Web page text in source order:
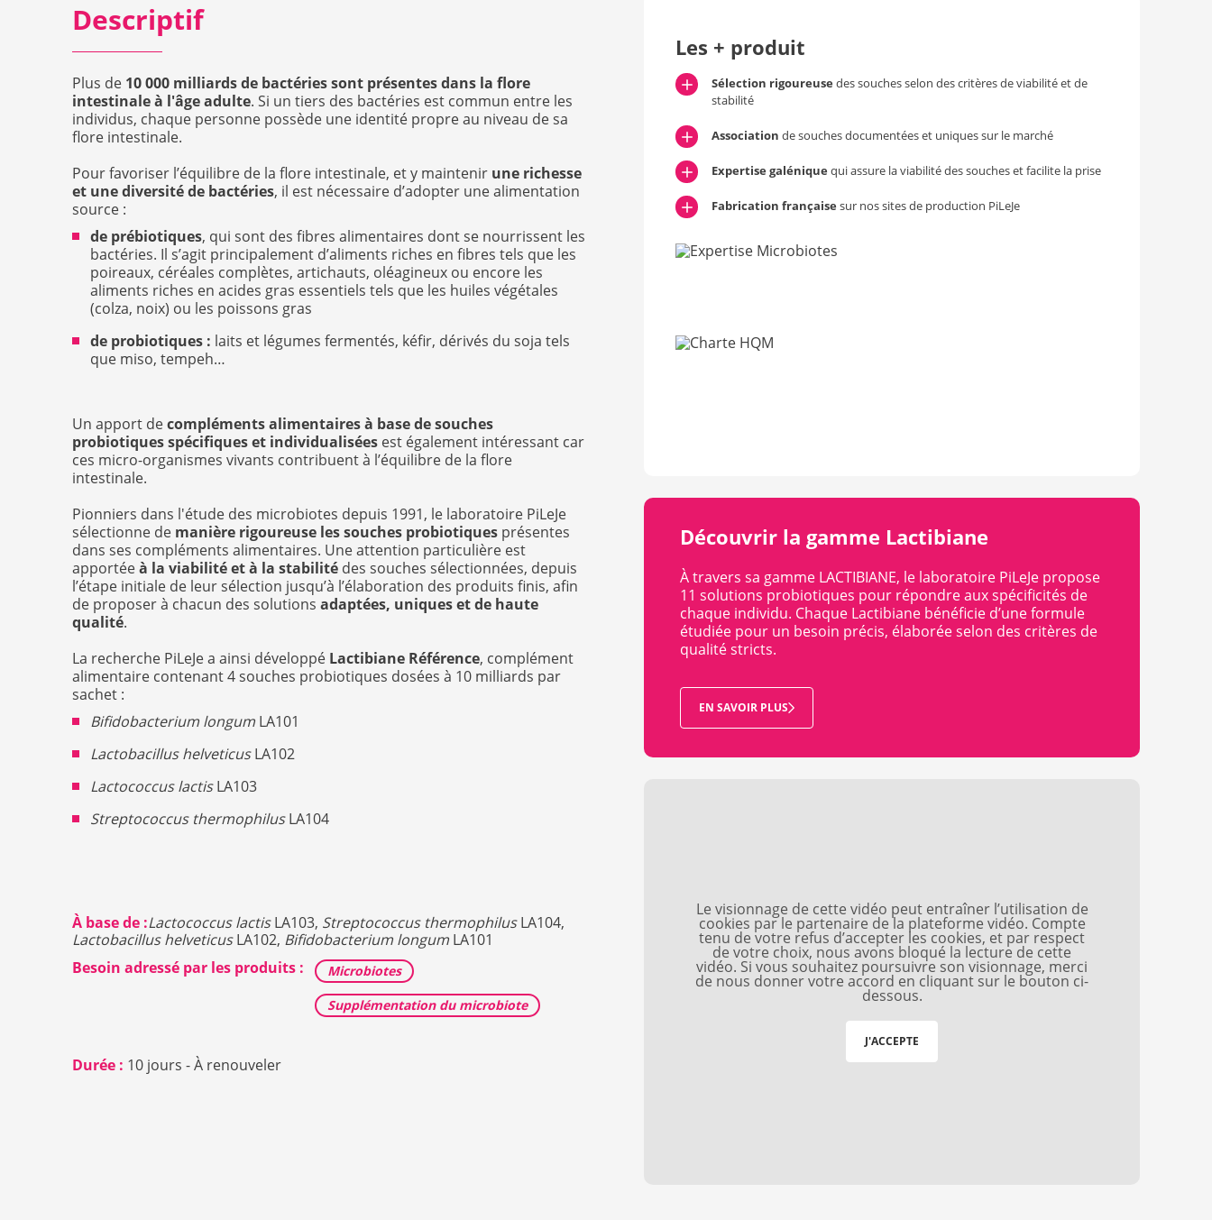
Descriptif
Plus de 10 000 milliards de bactéries sont présentes dans la flore
intestinale à l'âge adulte. Si un tiers des bactéries est commun entre les
individus, chaque personne possède une identité propre au niveau de sa
flore intestinale.
Pour favoriser l’équilibre de la flore intestinale, et y maintenir une richesse
et une diversité de bactéries, il est nécessaire d’adopter une alimentation
source :
de prébiotiques, qui sont des fibres alimentaires dont se nourrissent les
bactéries. Il s’agit principalement d’aliments riches en fibres tels que les
poireaux, céréales complètes, artichauts, oléagineux ou encore les
aliments riches en acides gras essentiels tels que les huiles végétales
(colza, noix) ou les poissons gras
de probiotiques : laits et légumes fermentés, kéfir, dérivés du soja tels
que miso, tempeh…
Un apport decompléments alimentaires à base de souches
probiotiques spécifiques et individualisées est également intéressant car
ces micro-organismes vivants contribuent à l’équilibre de la flore
intestinale.
Pionniers dans l'étude des microbiotes depuis 1991, le laboratoire PiLeJe
sélectionne de manière rigoureuse les souches probiotiques présentes
dans ses compléments alimentaires. Une attention particulière est
apportéeà la viabilité et à la stabilité des souches sélectionnées, depuis
l’étape initiale de leur sélection jusqu’à l’élaboration des produits finis, afin
de proposer à chacun des solutions adaptées, uniques et de haute
qualité.
La recherche PiLeJe a ainsi développé Lactibiane Référence, complément
alimentaire contenant 4 souches probiotiques dosées à 10 milliards par
sachet :
Bifidobacterium longum LA101
Lactobacillus helveticusLA102
Lactococcus lactisLA103
Streptococcus thermophilusLA104
À base de :Lactococcus lactisLA103, Streptococcus thermophilusLA104,
Lactobacillus helveticusLA102, Bifidobacterium longum LA101
Besoin adressé par les produits :
Microbiotes
Supplémentation du microbiote
Durée : 10 jours - À renouveler
Les + produit
Sélection rigoureuse des souches selon des critères de viabilité et de
stabilité
Association de souches documentées et uniques sur le marché
Expertise galénique qui assure la viabilité des souches et facilite la prise
Fabrication française sur nos sites de production PiLeJe
Découvrir la gamme Lactibiane
À travers sa gamme LACTIBIANE, le laboratoire PiLeJe propose
11 solutions probiotiques pour répondre aux spécificités de
chaque individu. Chaque Lactibiane bénéficie d’une formule
étudiée pour un besoin précis, élaborée selon des critères de
qualité stricts.
EN SAVOIR PLUS
Le visionnage de cette vidéo peut entraîner l’utilisation de
cookies par le partenaire de la plateforme vidéo. Compte
tenu de votre refus d’accepter les cookies, et par respect
de votre choix, nous avons bloqué la lecture de cette
vidéo. Si vous souhaitez poursuivre son visionnage, merci
de nous donner votre accord en cliquant sur le bouton ci-
dessous.
J'ACCEPTE